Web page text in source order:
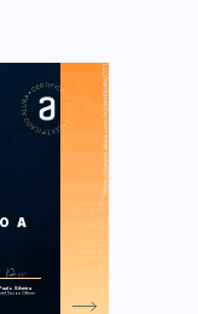
A
Paulo Silveira
Vision Officer
https://cursos.alura.com.br/certificate/0317276e-45e8-4abb-a053-d081b8cf6201
LAS
O Método Ágil
O Método Waterfall
feitas 26 de 26 atividades.